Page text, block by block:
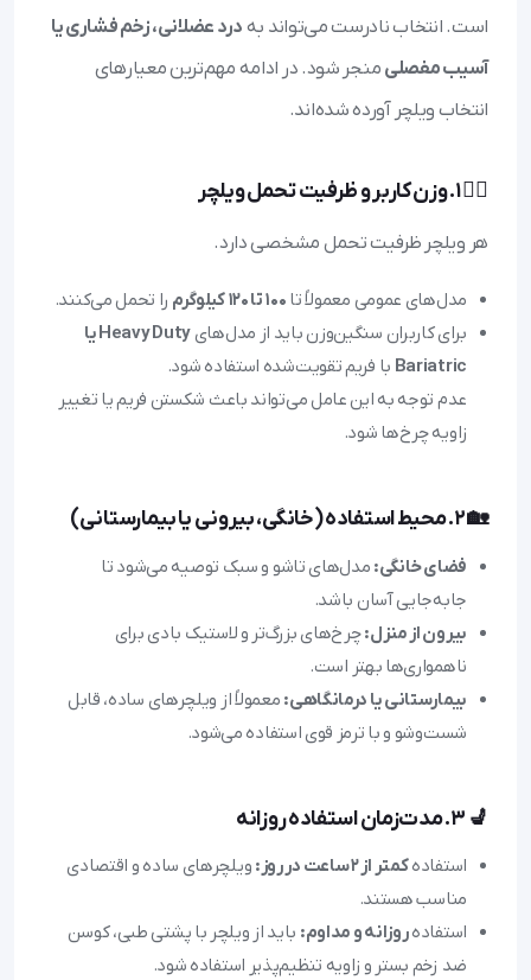
است. انتخاب نادرست می‌تواند به درد عضلانی، زخم فشاری یا
آسیب مفصلی منجر شود. در ادامه مهم‌ترین معیارهای
انتخاب ویلچر آورده شده‌اند.
🧍‍♂️ ۱. وزن کاربر و ظرفیت تحمل ویلچر
هر ویلچر ظرفیت تحمل مشخصی دارد.
مدل‌های عمومی معمولاً تا ۱۰۰ تا ۱۲۰ کیلوگرم
را تحمل می‌کنند.
برای کاربران سنگین‌وزن باید از مدل‌های
Heavy Duty یا
Bariatric با فریم تقویت‌شده استفاده شود.
عدم توجه به این عامل می‌تواند باعث شکستن فریم یا تغییر
زاویه چرخ‌ها شود.
🏡 ۲. محیط استفاده (خانگی، بیرونی یا بیمارستانی)
فضای خانگی: مدل‌های تاشو و سبک توصیه می‌شود تا
جابه‌جایی آسان باشد.
بیرون از منزل:چرخ‌های بزرگ‌تر و لاستیک بادی برای
ناهمواری‌ها بهتر است.
بیمارستانی یا درمانگاهی: معمولاً از ویلچرهای ساده، قابل
شست‌وشو و با ترمز قوی استفاده می‌شود.
💺 ۳. مدت‌زمان استفاده روزانه
استفادهکمتر از ۲ ساعت در روز:
ویلچرهای ساده و اقتصادی
مناسب هستند.
استفادهروزانه و مداوم: باید از ویلچر با پشتی طبی، کوسن
ضد زخم بستر و زاویه تنظیم‌پذیر استفاده شود.